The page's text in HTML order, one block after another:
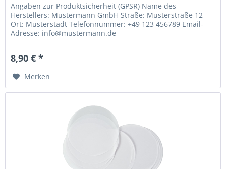
Angaben zur Produktsicherheit (GPSR) Name des
Herstellers: Mustermann GmbH Straße: Musterstraße 12
Ort: Musterstadt Telefonnummer: +49 123 456789 Email-
Adresse: info@mustermann.de
8,90 € *
Merken